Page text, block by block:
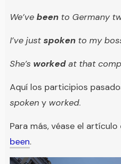
We’ve been to Germany
I’ve just spoken to my
She’s worked at that
Aquí los participios
spoken y worked.
Para más, véase el artículo
been.